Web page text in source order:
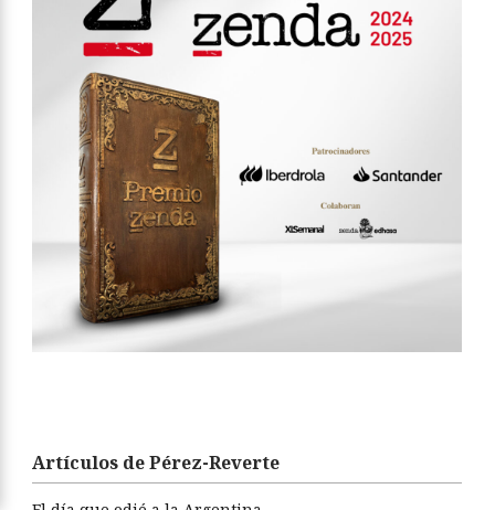
Artículos de Pérez-Reverte